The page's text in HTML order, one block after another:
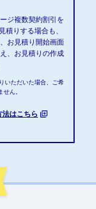
ジ複数契約割引を
積りする場合も、
お見積り開始画面
、お見積りの作成
いただいた場合、ご希
ん。
法はこちら